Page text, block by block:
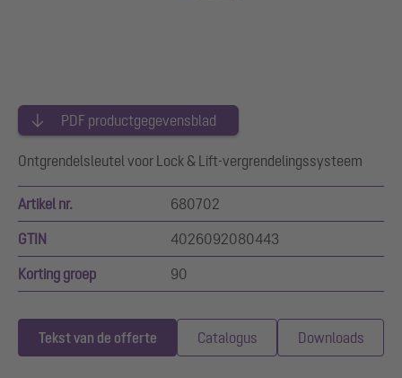
PDF productgegevensblad
Ontgrendelsleutel voor Lock & Lift-vergrendelingssysteem
Artikel nr. 680702
GTIN 4026092080443
Korting groep 90
Tekst van de offerte Catalogus Downloads